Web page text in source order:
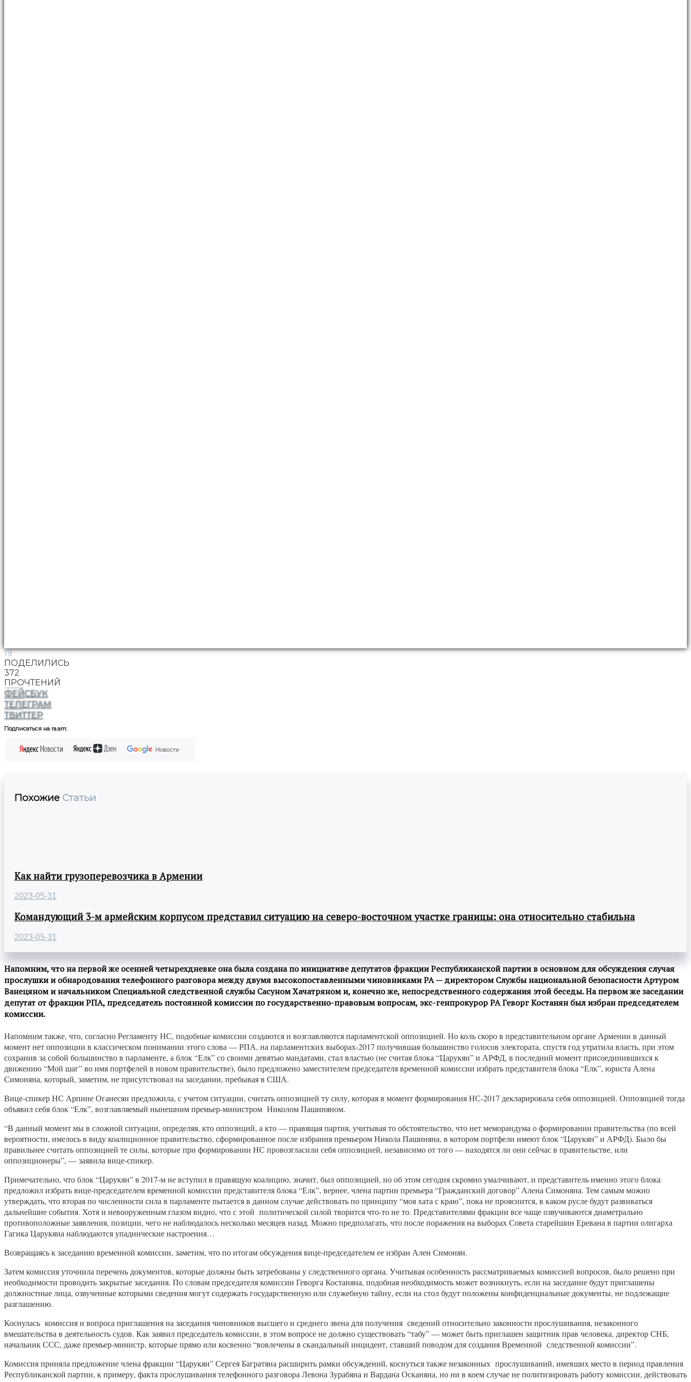
19
ПОДЕЛИЛИСЬ
372
ПРОЧТЕНИЙ
ФЕЙСБУК
ТЕЛЕГРАМ
ТВИТТЕР
Подписаться на ra.am:
Похожие Статьи
Как найти грузоперевозчика в Армении
2023-05-31
Командующий 3-м армейским корпусом представил ситуацию на северо-восточном участке границы: она относительно стабильна
2023-05-31
Напомним, что на первой же осенней четырехдневке она была создана по инициативе депутатов фракции Республиканской партии в основном для обсуждения случая
прослушки и обнародования телефонного разговора между двумя высокопоставленными чиновниками РА — директором Службы национальной безопасности Артуром
Ванецяном и начальником Специальной следственной службы Сасуном Хачатряном и, конечно же, непосредственного содержания этой беседы. На первом же заседании
депутат от фракции РПА, председатель постоянной комиссии по государственно-правовым вопросам, экс-генпрокурор РА Геворг Костанян был избран председателем
комиссии.
Напомним также, что, согласно Регламенту НС, подобные комиссии создаются и возглавляются парламентской оппозицией. Но коль скоро в представительном органе Армении в данный
момент нет оппозиции в классическом понимании этого слова — РПА, на парламентских выборах-2017 получившая большинство голосов электората, спустя год утратила власть, при этом
сохранив за собой большинство в парламенте, а блок “Елк” со своими девятью мандатами, стал властью (не считая блока “Царукян” и АРФД, в последний момент присоединившихся к
движению “Мой шаг” во имя портфелей в новом правительстве), было предложено заместителем председателя временной комиссии избрать представителя блока “Елк”, юриста Алена
Симоняна, который, заметим, не присутствовал на заседании, пребывая в США.
Вице-спикер НС Арпине Оганесян предложила, с учетом ситуации, считать оппозицией ту силу, которая в момент формирования НС-2017 декларировала себя оппозицией. Оппозицией тогда
объявил себя блок “Елк”, возглавляемый нынешним премьер-министром Николом Пашиняном.
“В данный момент мы в сложной ситуации, определяя, кто оппозиций, а кто — правящая партия, учитывая то обстоятельство, что нет меморандума о формировании правительства (по всей
вероятности, имелось в виду коалиционное правительство, сформированное после избрания премьером Никола Пашиняна, в котором портфели имеют блок “Царукян” и АРФД). Было бы
правильнее считать оппозицией те силы, которые при формировании НС провозгласили себя оппозицией, независимо от того — находятся ли они сейчас в правительстве, или
оппозиционеры”, — заявила вице-спикер.
Примечательно, что блок “Царукян” в 2017-м не вступил в правящую коалицию, значит, был оппозицией, но об этом сегодня скромно умалчивают, и представитель именно этого блока
предложил избрать вице-председателем временной комиссии представителя блока “Елк”, вернее, члена партии премьера “Гражданский договор” Алена Симоняна. Тем самым можно
утверждать, что вторая по численности сила в парламенте пытается в данном случае действовать по принципу “моя хата с краю”, пока не прояснится, в каком русле будут развиваться
дальнейшие события. Хотя и невооруженным глазом видно, что с этой политической силой творится что-то не то. Представителями фракции все чаще озвучиваются диаметрально
противоположные заявления, позиции, чего не наблюдалось несколько месяцев назад. Можно предполагать, что после поражения на выборах Совета старейшин Еревана в партии олигарха
Гагика Царукяна наблюдаются упаднические настроения…
Возвращаясь к заседанию временной комиссии, заметим, что по итогам обсуждения вице-председателем ее избран Ален Симонян.
Затем комиссия уточнила перечень документов, которые должны быть затребованы у следственного органа. Учитывая особенность рассматриваемых комиссией вопросов, было решено при
необходимости проводить закрытые заседания. По словам председателя комиссии Геворга Костаняна, подобная необходимость может возникнуть, если на заседание будут приглашены
должностные лица, озвученные которыми сведения могут содержать государственную или служебную тайну, если на стол будут положены конфиденциальные документы, не подлежащие
разглашению.
Коснулась комиссия и вопроса приглашения на заседания чиновников высшего и среднего звена для получения сведений относительно законности прослушивания, незаконного
вмешательства в деятельность судов. Как заявил председатель комиссии, в этом вопросе не должно существовать “табу” — может быть приглашен защитник прав человека, директор СНБ,
начальник ССС, даже премьер-министр, которые прямо или косвенно “вовлечены в скандальный инцидент, ставший поводом для создания Временной следственной комиссии”.
Комиссия приняла предложение члена фракции “Царукян” Сергея Багратяна расширить рамки обсуждений, коснуться также незаконных прослушиваний, имевших место в период правления
Республиканской партии, к примеру, факта прослушивания телефонного разговора Левона Зурабяна и Вардана Осканяна, но ни в коем случае не политизировать работу комиссии, действовать